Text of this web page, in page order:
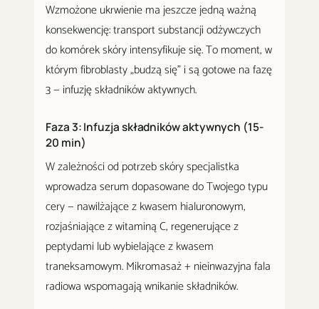
Wzmożone ukrwienie ma jeszcze jedną ważną
konsekwencję: transport substancji odżywczych
do komórek skóry intensyfikuje się. To moment, w
którym fibroblasty „budzą się" i są gotowe na fazę
3 — infuzję składników aktywnych.
Faza 3: Infuzja składników aktywnych (15-
20 min)
W zależności od potrzeb skóry specjalistka
wprowadza serum dopasowane do Twojego typu
cery — nawilżające z kwasem hialuronowym,
rozjaśniające z witaminą C, regenerujące z
peptydami lub wybielające z kwasem
traneksamowym. Mikromasaż + nieinwazyjna fala
radiowa wspomagają wnikanie składników.